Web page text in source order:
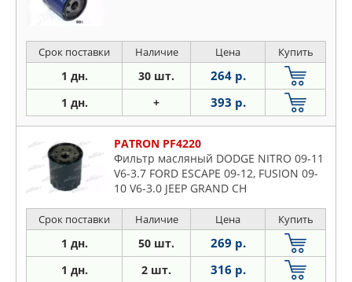
Срок поставки Наличие Цена Купить
1 дн. 30 шт. 264 р.
1 дн. + 393 р.
PATRON PF4220
Фильтр масляный DODGE NITRO 09-11
V6-3.7 FORD ESCAPE 09-12, FUSION 09-
10 V6-3.0 JEEP GRAND CH
Срок поставки Наличие Цена Купить
1 дн. 50 шт. 269 р.
1 дн. 2 шт. 316 р.